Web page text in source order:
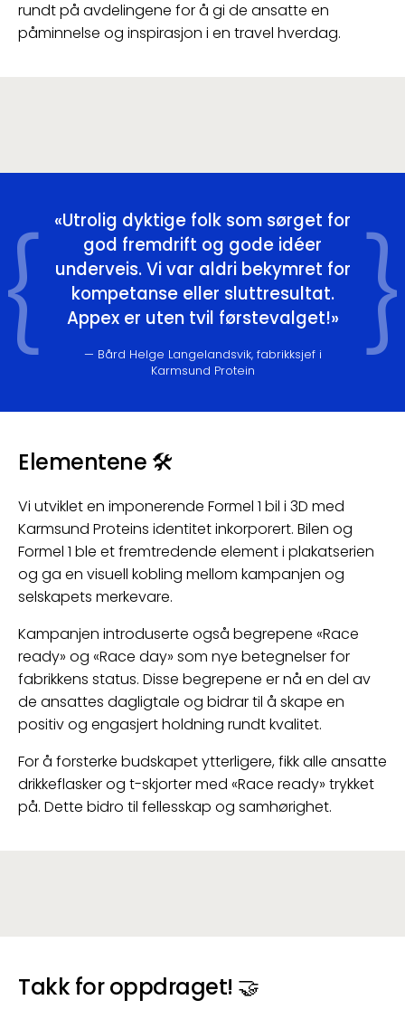
rundt på avdelingene for å gi de ansatte en
påminnelse og inspirasjon i en travel hverdag.
Utrolig dyktige folk som sørget for
god fremdrift og gode idéer
underveis. Vi var aldri bekymret for
kompetanse eller sluttresultat.
Appex er uten tvil førstevalget!
Bård Helge Langelandsvik, fabrikksjef i
Karmsund Protein
Elementene 🛠
Vi utviklet en imponerende Formel 1 bil i 3D med
Karmsund Proteins identitet inkorporert. Bilen og
Formel 1 ble et fremtredende element i plakatserien
og ga en visuell kobling mellom kampanjen og
selskapets merkevare.
Kampanjen introduserte også begrepene «Race
ready» og «Race day» som nye betegnelser for
fabrikkens status. Disse begrepene er nå en del av
de ansattes dagligtale og bidrar til å skape en
positiv og engasjert holdning rundt kvalitet.
For å forsterke budskapet ytterligere, fikk alle ansatte
drikkeflasker og t-skjorter med «Race ready» trykket
på. Dette bidro til fellesskap og samhørighet.
Takk for oppdraget! 🤝